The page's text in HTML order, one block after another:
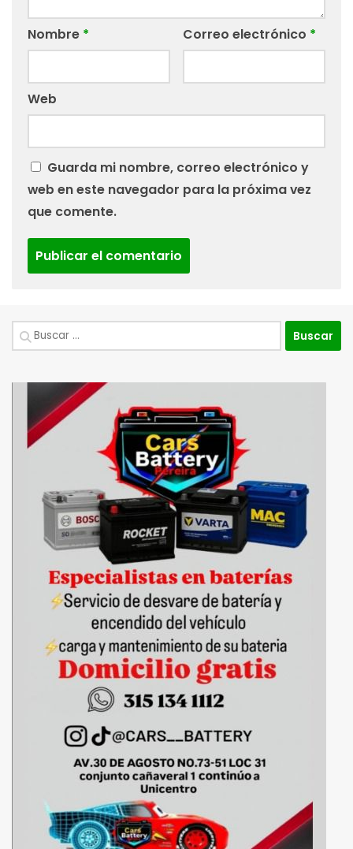
Nombre * Correo electrónico *
Web
Guarda mi nombre, correo electrónico y
web en este navegador para la próxima vez
que comente.
Buscar: